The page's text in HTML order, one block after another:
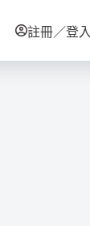
註冊／登入